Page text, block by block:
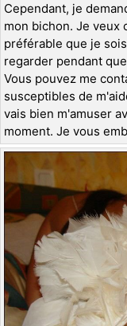
Cependant, je
mon bichon. Je veux
préférable que je
regarder pendant
Vous pouvez me
susceptibles de
vais bien m'amuser
moment. Je vous